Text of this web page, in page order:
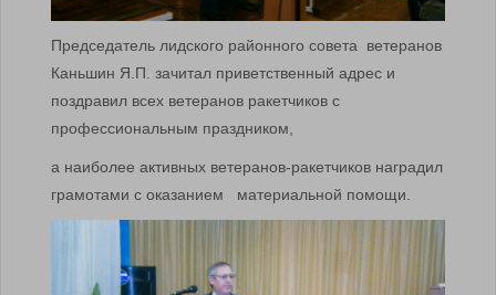
Председатель лидского районного совета ветеранов
Каньшин Я.П. зачитал приветственный адрес и
поздравил всех ветеранов ракетчиков с
профессиональным праздником,
а наиболее активных ветеранов-ракетчиков наградил
грамотами с оказанием материальной помощи.